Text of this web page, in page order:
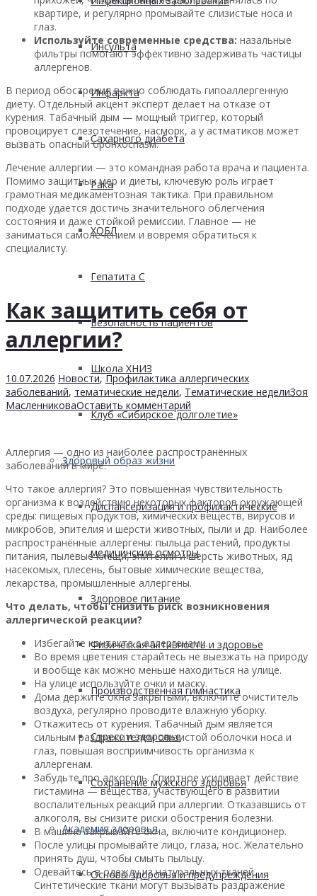
Инсульта
Инфаркта
Сахарного диабета
Рака
ХОБЛ
Гепатита С
Безопасность пациентов
Школа ХНИЗ
Клуб «Сибирское долголетие»
Здоровый образ жизни
Диспансеризация и профилактические
медицинские осмотры
Здоровое питание
Физическая активность и здоровье
Производственная гимнастика
Стресс и здоровье
Сохранение мужского здоровья
Академия здоровья
Основы здоровья и предупреждения
квартире, и регулярно промывайте слизистые носа и
глаз.
Используйте современные средства: назальные
фильтры помогают эффективно задерживать частицы
аллергенов.
В период обострения важно соблюдать гипоаллергенную
диету. Отдельный акцент эксперт делает на отказе от
курения. Табачный дым — мощный триггер, который
провоцирует слезотечение, насморк, а у астматиков может
вызвать опасный бронхоспазм.
Лечение аллергии — это командная работа врача и пациента.
Помимо защитных мер и диеты, ключевую роль играет
грамотная медикаментозная тактика. При правильном
подходе удается достичь значительного облегчения
состояния и даже стойкой ремиссии. Главное — не
заниматься самолечением и вовремя обратиться к
специалисту.
Как защитить себя от
аллергии?
10.07.2026 Новости,Профилактика аллергических
заболеваний, тематические недели, Тематические неделиЗоя
МасленниковаОставить комментарий
Аллергия — одно из наиболее распространённых
заболеваний в мире.
Что такое аллергия? Это повышенная чувствительность
организма к воздействию некоторых факторов окружающей
среды: пищевых продуктов, химических веществ, вирусов и
микробов, эпителия и шерсти животных, пыли и др. Наиболее
распространённые аллергены: пыльца растений, продукты
питания, пылевые клещи, эпителий и шерсть животных, яд
насекомых, плесень, бытовые химические вещества,
лекарства, промышленные аллергены.
Что делать, чтобы снизить риск возникновения
аллергической реакции?
Избегайте контакта с аллергенами.
Во время цветения старайтесь не выезжать на природу
и вообще как можно меньше находиться на улице.
На улице используйте очки и маску.
Дома держите окна закрытыми, включите очиститель
воздуха, регулярно проводите влажную уборку.
Откажитесь от курения. Табачный дым является
сильным раздражителем слизистой оболочки носа и
глаз, повышая восприимчивость организма к
аллергенам.
Забудьте про алкоголь. Спиртное усиливает действие
гистамина — вещества, участвующего в развитии
воспалительных реакций при аллергии. Отказавшись от
алкоголя, вы снизите риски обострения болезни.
В машине закрывайте окна, включите кондиционер.
После улицы промывайте лицо, глаза, нос. Желательно
принять душ, чтобы смыть пыльцу.
Одевайтесь в одежду из натуральных тканей.
Синтетические ткани могут вызывать раздражение